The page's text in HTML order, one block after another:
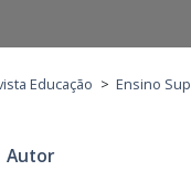
Educação > Ensino
Autor